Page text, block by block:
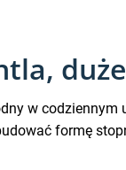
w codziennym
formę